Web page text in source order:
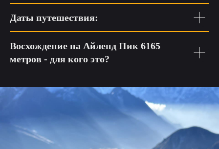
Даты путешествия:
Восхождение на Айленд Пик 6165
метров - для кого это?